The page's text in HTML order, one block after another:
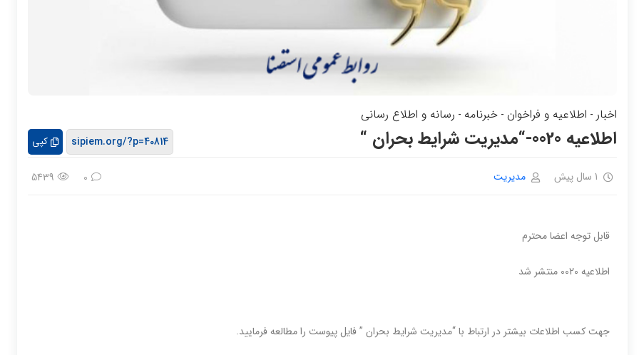
اخبار - اطلاعیه و فراخوان - خبرنامه - رسانه و اطلاع رسانی
اطلاعیه 0020-“مدیریت شرایط بحران “ کپی
1 سال پیش مدیریت 0
5439
قابل توجه اعضا محترم
اطلاعیه 0020 منتشر شد
جهت کسب اطلاعات بیشتر در ارتباط با “مدیریت شرایط بحران ” فایل پیوست را مطالعه فرمایید.